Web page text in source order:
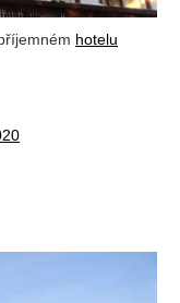
hotelu